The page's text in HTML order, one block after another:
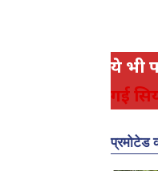
ये भी
गई